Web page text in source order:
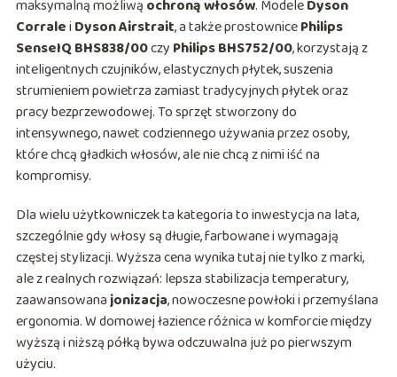
maksymalną możliwą ochroną włosów. ModeleDyson
Corralei Dyson Airstrait, a także prostownicePhilips
SenseIQ BHS838/00czy Philips BHS752/00, korzystają z
inteligentnych czujników, elastycznych płytek, suszenia
strumieniem powietrza zamiast tradycyjnych płytek oraz
pracy bezprzewodowej. To sprzęt stworzony do
intensywnego, nawet codziennego używania przez osoby,
które chcą gładkich włosów, ale nie chcą z nimi iść na
kompromisy.
Dla wielu użytkowniczek ta kategoria to inwestycja na lata,
szczególnie gdy włosy są długie, farbowane i wymagają
częstej stylizacji. Wyższa cena wynika tutaj nie tylko z marki,
ale z realnych rozwiązań: lepsza stabilizacja temperatury,
zaawansowanajonizacja, nowoczesne powłoki i przemyślana
ergonomia. W domowej łazience różnica w komforcie między
wyższą i niższą półką bywa odczuwalna już po pierwszym
użyciu.